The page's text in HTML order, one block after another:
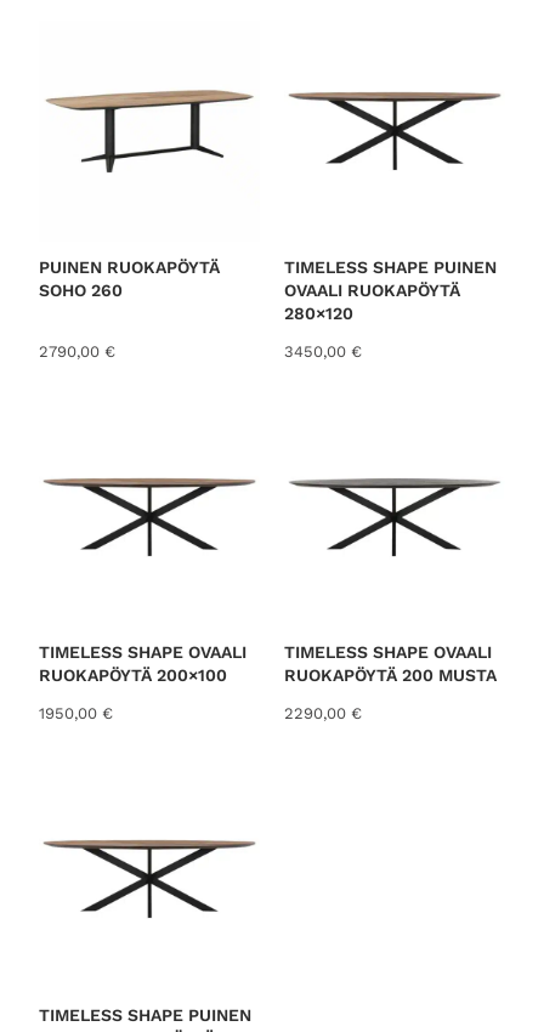
PUINEN RUOKAPÖYTÄ
SOHO 260
2790,00 €
TIMELESS SHAPE PUINEN
OVAALI RUOKAPÖYTÄ
280×120
3450,00 €
TIMELESS SHAPE OVAALI
RUOKAPÖYTÄ 200×100
1950,00 €
TIMELESS SHAPE OVAALI
RUOKAPÖYTÄ 200 MUSTA
2290,00 €
TIMELESS SHAPE PUINEN